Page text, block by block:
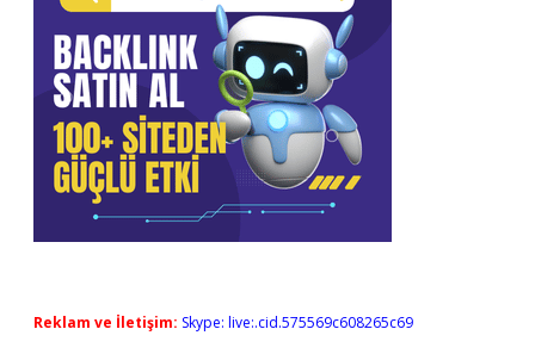
Reklam ve İletişim: Skype: live:.cid.575569c608265c69